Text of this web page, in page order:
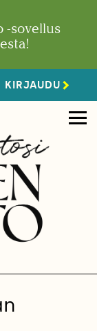
-sovellus
KIRJAUDU